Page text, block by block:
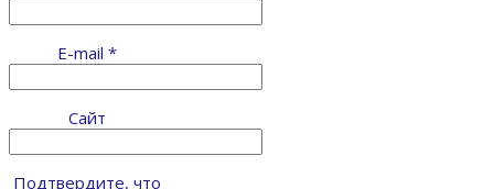
E-mail *
Сайт
Подтвердите, что